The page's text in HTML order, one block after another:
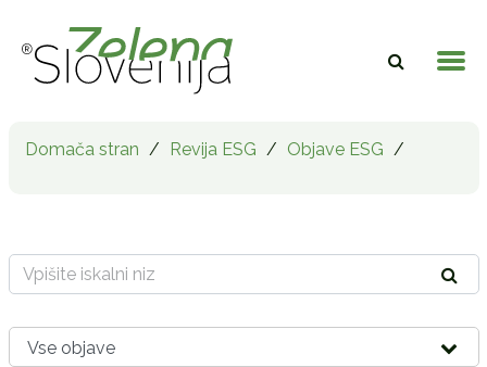
Domača stran / Revija ESG / Objave ESG /